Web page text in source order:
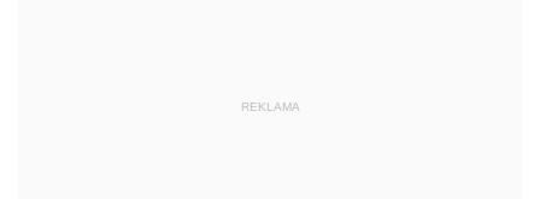
REKLAMA